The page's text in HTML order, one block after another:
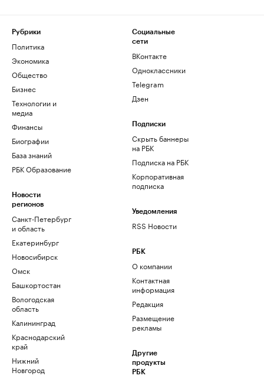
Рубрики
Политика
Экономика
Общество
Бизнес
Технологии и
медиа
Финансы
Биографии
База знаний
РБК Образование
Новости
регионов
Санкт-Петербург
и область
Екатеринбург
Новосибирск
Омск
Башкортостан
Вологодская
область
Калининград
Краснодарский
край
Нижний
Новгород
Социальные
сети
ВКонтакте
Одноклассники
Telegram
Дзен
Подписки
Скрыть баннеры
на РБК
Подписка на РБК
Корпоративная
подписка
Уведомления
RSS Новости
РБК
О компании
Контактная
информация
Редакция
Размещение
рекламы
Другие
продукты
РБК